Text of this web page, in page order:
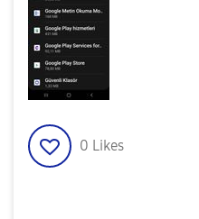
0 Likes